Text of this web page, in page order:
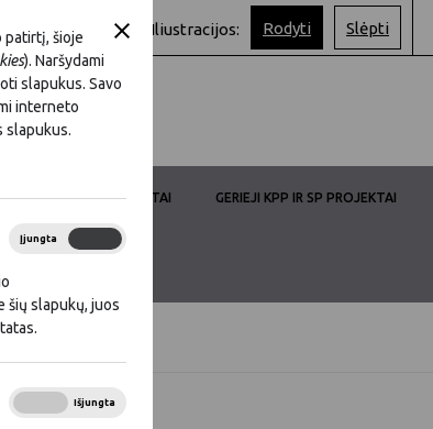
patirtį, šioje
). Naršydami
slapukus. Savo
interneto
slapukus.
Įjungta
šių slapukų, juos
Išjungta
baltas Juoda Iliustracijos: Rodyti Slėpti
DOKUMENTAI GERIEJI KPP IR SP PROJEKTAI